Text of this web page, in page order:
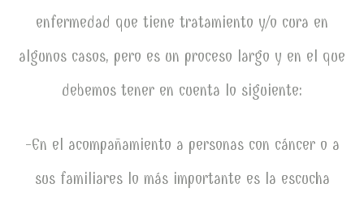
enfermedad que tiene tratamiento y/o cura en
algunos casos, pero es un proceso largo y en el que
debemos tener en cuenta lo siguiente:
-En el acompañamiento a personas con cáncer o a
sus familiares lo más importante es la escucha